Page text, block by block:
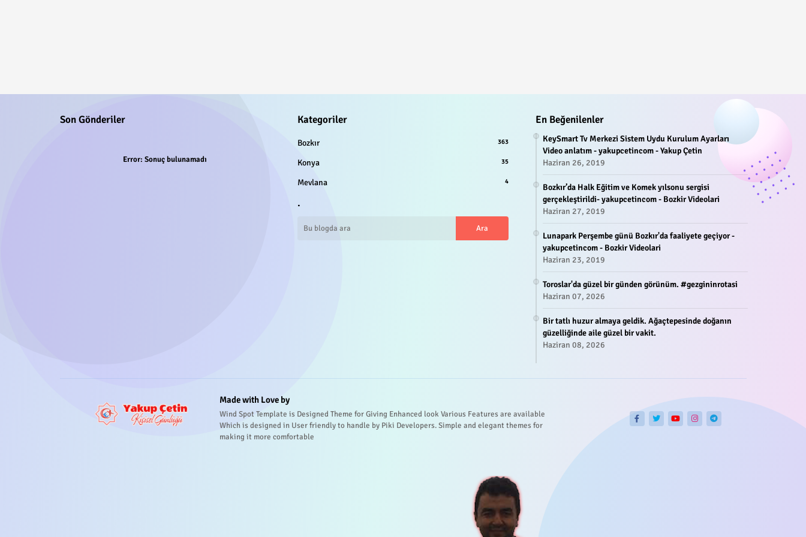
Son Gönderiler
Error: Sonuç bulunamadı
Kategoriler
Bozkır 363
Konya 35
Mevlana 4
.
En Beğenilenler
KeySmart Tv Merkezi Sistem Uydu Kurulum Ayarları
Video anlatım - yakupcetincom - Yakup Çetin
Haziran 26, 2019
Bozkır’da Halk Eğitim ve Komek yılsonu sergisi
gerçekleştirildi- yakupcetincom - Bozkir Videolari
Haziran 27, 2019
Lunapark Perşembe günü Bozkır'da faaliyete geçiyor -
yakupcetincom - Bozkir Videolari
Haziran 23, 2019
Toroslar'da güzel bir günden görünüm. #gezgininrotasi
Haziran 07, 2026
Bir tatlı huzur almaya geldik. Ağaçtepesinde doğanın
güzelliğinde aile güzel bir vakit.
Haziran 08, 2026
Made with Love by
Wind Spot Template is Designed Theme for Giving Enhanced look Various Features are available
Which is designed in User friendly to handle by Piki Developers. Simple and elegant themes for
making it more comfortable